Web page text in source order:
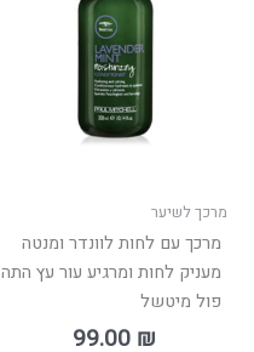
מרכך לשיער
מרכך עם לחות לוונדר ומנטה
מעניק לחות ומרגיע עור עץ התה
פול מיטשל
99.00 ₪